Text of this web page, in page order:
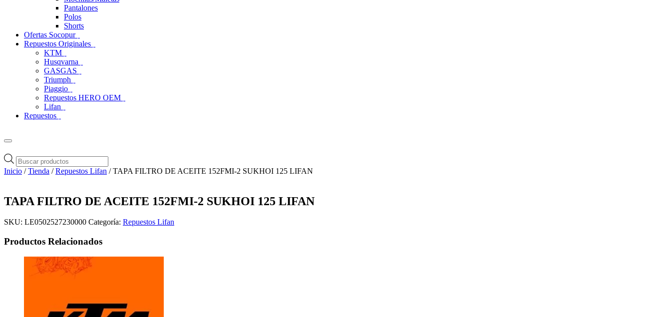
Pantalones
Polos
Shorts
Ofertas Socopur
Repuestos Originales
KTM
Husqvarna
GASGAS
Triumph
Piaggio
Repuestos HERO OEM
Lifan
Repuestos
Búsqueda
de
productos
Inicio /Tienda /Repuestos Lifan / TAPA FILTRO DE ACEITE 152FMI-2 SUKHOI 125 LIFAN
TAPA FILTRO DE ACEITE 152FMI-2 SUKHOI 125 LIFAN
SKU: LE0502527230000 Categoría: Repuestos Lifan
Productos Relacionados